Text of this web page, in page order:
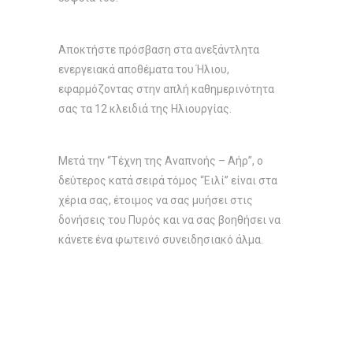
Αποκτήστε πρόσβαση στα ανεξάντλητα
ενεργειακά αποθέματα του Ήλιου,
εφαρμόζοντας στην απλή καθημερινότητα
σας τα 12 κλειδιά της Ηλιουργίας.
Μετά την “Τέχνη της Αναπνοής – Αήρ”, ο
δεύτερος κατά σειρά τόμος “Ειλί” είναι στα
χέρια σας, έτοιμος να σας μυήσει στις
δονήσεις του Πυρός και να σας βοηθήσει να
κάνετε ένα φωτεινό συνειδησιακό άλμα.